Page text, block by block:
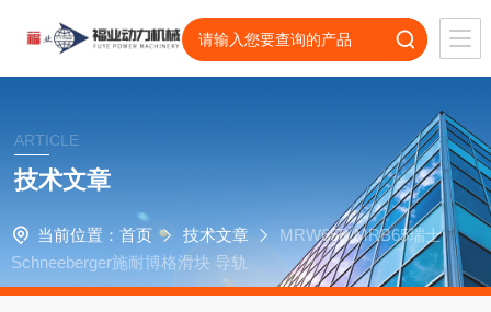
ARTICLE
技术文章
当前位置： 首页 技术文章
MRW65B/MRB65瑞士
Schneeberger施耐博格滑块 导轨